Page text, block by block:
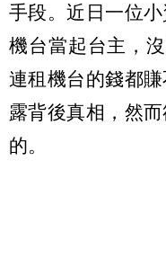
手段。近日一位
機台當起台主，
連租機台的錢都
露背後真相，然
的。